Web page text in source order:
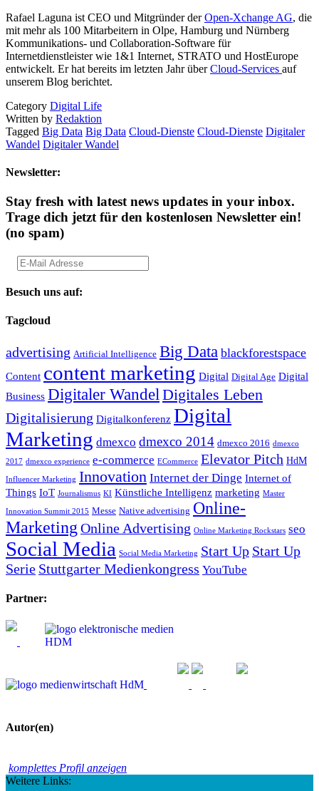
Rafael Laguna ist CEO und Mitgründer derOpen-Xchange AG, die
mit mehr als 100 Mitarbeitern in Olpe, Hamburg und Nürnberg
Kommunikations- und Collaboration-Software für
Internetdienstleister wie 1&1 Internet, STRATO und HostEurope
entwickelt. Er hat bereits im letzten Jahr überCloud-Services auf
unserem Blog berichtet.
Category Digital Life
Written by Redaktion
Tagged Big Data Big Data Cloud-Dienste Cloud-Dienste Digitaler
Wandel Digitaler Wandel
Newsletter:
Stay fresh with latest news updates in your inbox.
Trage dich jetzt für den kostenlosen Newsletter ein!
(no spam)
Besuch uns auf:
Tagcloud
advertising Artificial Intelligence Big Data blackforestspace
Content content marketing Digital Digital Age Digital
Business Digitaler Wandel Digitales Leben
Digitalisierung Digitalkonferenz Digital
Marketing dmexco dmexco 2014 dmexco 2016 dmexco
2017 dmexco experience e-commerce ECommerce Elevator Pitch HdM
Influencer Marketing Innovation Internet der Dinge Internet of
Things IoT Journalismus KI Künstliche Intelligenz marketing Master
Innovation Summit 2015 Messe Native advertising Online-
Marketing Online Advertising Online Marketing Rockstars seo
Social Media Social Media Marketing Start Up Start Up
Serie Stuttgarter Medienkongress YouTube
Partner:
Autor(en)
komplettes Profil anzeigen
Weitere Links: